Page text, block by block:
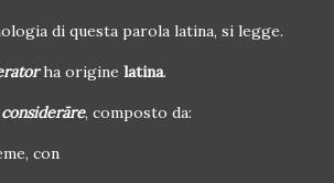
di questa parola latina, si legge.
ha origine latina.
considerāre, composto da:
con